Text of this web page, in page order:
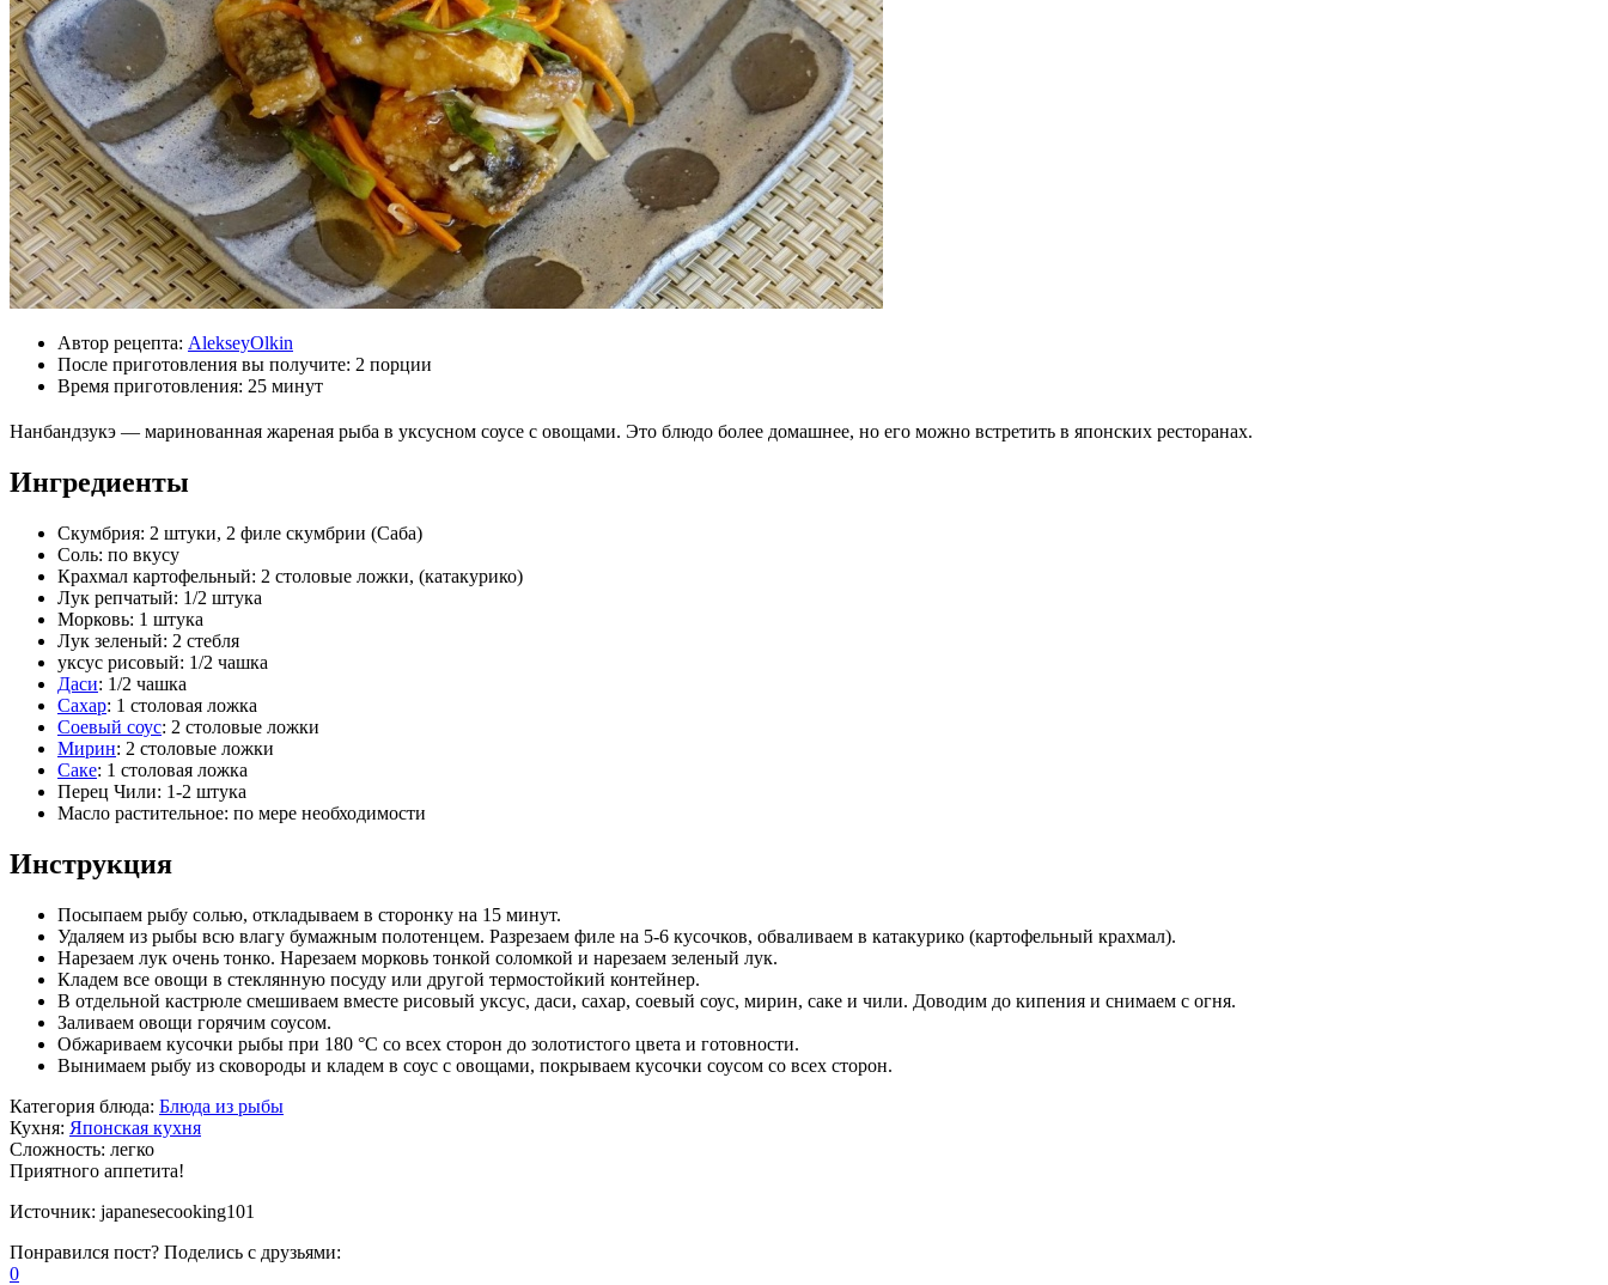
Автор рецепта: AlekseyOlkin
После приготовления вы получите: 2 порции
Время приготовления: 25 минут
Нанбандзукэ — маринованная жареная рыба в уксусном соусе с овощами. Это блюдо более домашнее, но его можно встретить в японских ресторанах.
Ингредиенты
Скумбрия: 2 штуки, 2 филе скумбрии (Саба)
Соль: по вкусу
Крахмал картофельный: 2 столовые ложки, (катакурико)
Лук репчатый: 1/2 штука
Морковь: 1 штука
Лук зеленый: 2 стебля
уксус рисовый: 1/2 чашка
Даси: 1/2 чашка
Сахар: 1 столовая ложка
Соевый соус: 2 столовые ложки
Мирин: 2 столовые ложки
Саке: 1 столовая ложка
Перец Чили: 1-2 штука
Масло растительное: по мере необходимости
Инструкция
Посыпаем рыбу солью, откладываем в сторонку на 15 минут.
Удаляем из рыбы всю влагу бумажным полотенцем. Разрезаем филе на 5-6 кусочков, обваливаем в катакурико (картофельный крахмал).
Нарезаем лук очень тонко. Нарезаем морковь тонкой соломкой и нарезаем зеленый лук.
Кладем все овощи в стеклянную посуду или другой термостойкий контейнер.
В отдельной кастрюле смешиваем вместе рисовый уксус, даси, сахар, соевый соус, мирин, саке и чили. Доводим до кипения и снимаем с огня.
Заливаем овощи горячим соусом.
Обжариваем кусочки рыбы при 180 °C со всех сторон до золотистого цвета и готовности.
Вынимаем рыбу из сковороды и кладем в соус с овощами, покрываем кусочки соусом со всех сторон.
Категория блюда: Блюда из рыбы
Кухня: Японская кухня
Сложность: легко
Приятного аппетита!
Источник: japanesecooking101
Понравился пост? Поделись с друзьями:
0